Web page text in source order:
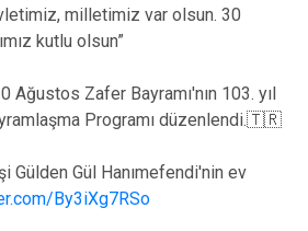
milletimiz var olsun. 30
kutlu olsun”
Ağustos Zafer Bayramı'nın 103. yıl
Programı düzenlendi.🇹🇷
Gülden Gül Hanımefendi'nin ev
By3iXg7RSo